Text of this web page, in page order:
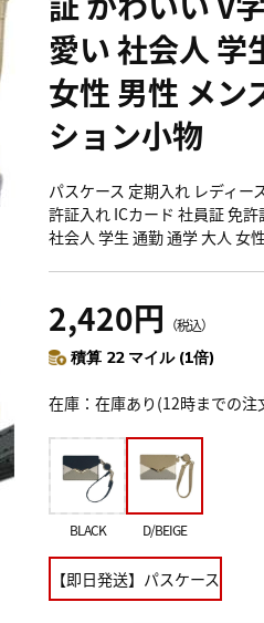
愛い 社会人 学
女性 男性 メン
ション小物
パスケース 定期入れ レディー
許証入れ ICカード 社員証 免
社会人 学生 通勤 通学 大人 女
2,420円 （税込）
積算 22 マイル (1倍)
在庫 在庫あり(12時までの注
BLACK D/BEIGE
【即日発送】パスケース